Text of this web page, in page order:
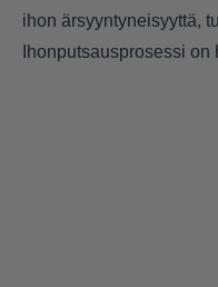
ihon ärsyyntyneisyyttä,
Ihonputsausprosessi